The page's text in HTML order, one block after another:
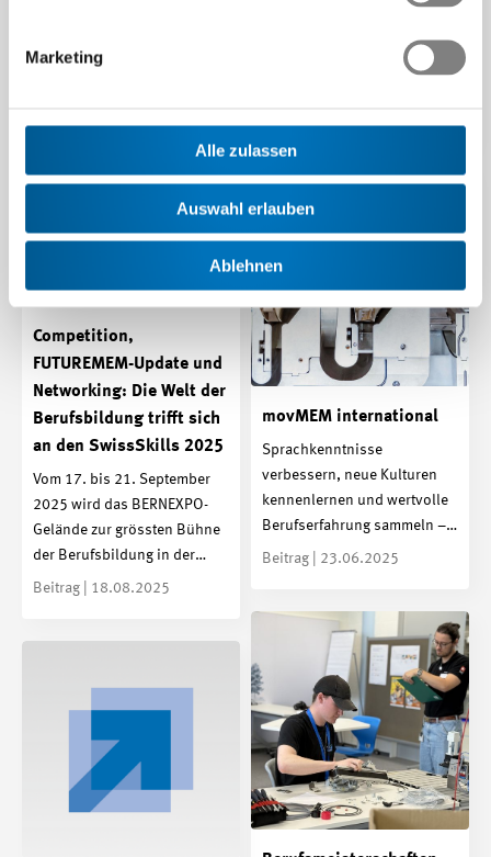
Marketing
Alle zulassen
Auswahl erlauben
Ablehnen
beruflichen Grundbildung
Competition,
FUTUREMEM-Update und
Networking: Die Welt der
Berufsbildung trifft sich
an den SwissSkills 2025
Vom 17. bis 21. September
2025 wird das BERNEXPO-
Gelände zur grössten Bühne
der Berufsbildung in der…
Beitrag | 18.08.2025
movMEM international
Sprachkenntnisse
verbessern, neue Kulturen
kennenlernen und wertvolle
Berufserfahrung sammeln –…
Beitrag | 23.06.2025